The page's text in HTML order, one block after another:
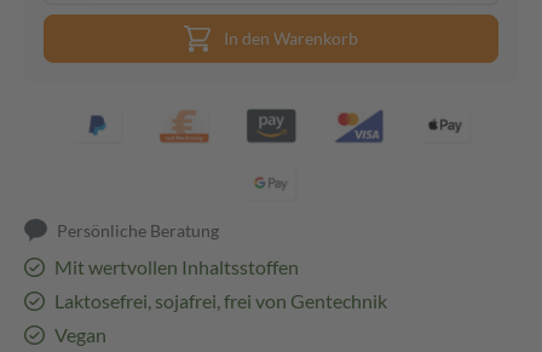
In den Warenkorb
Persönliche Beratung
Mit wertvollen Inhaltsstoffen
Laktosefrei, sojafrei, frei von Gentechnik
Vegan